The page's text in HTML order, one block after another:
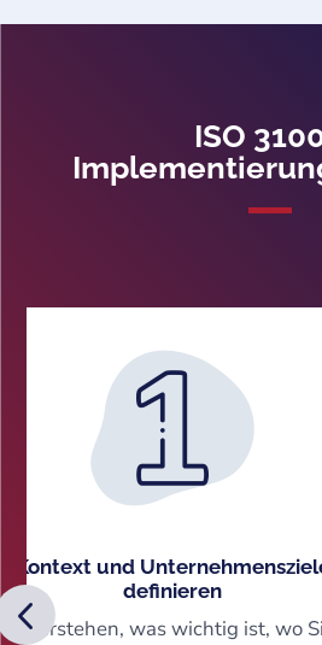
ISO
Kontext und
definieren
– Verstehen, was wichtig ist, wo